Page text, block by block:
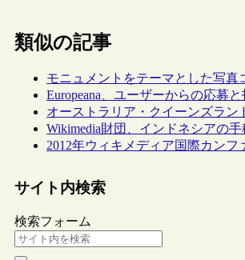
類似の記事
モニュメントをテーマとした写真
Europeana、ユーザーからの応募
オーストラリア・クイーンズラン
Wikimedia財団、インドネシアの
2012年ウィキメディア国際カンフ
サイト内検索
検索フォーム